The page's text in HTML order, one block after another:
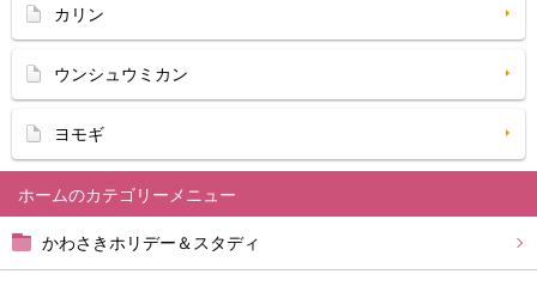
ホーム
かわさきホリデー＆スタディ
カリン
ウンシュウミカン
ヨモギ